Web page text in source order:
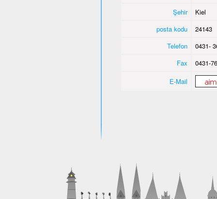
Şehir
Kiel
posta kodu
24143
Telefon
0431-
Fax
0431-
E-Mail